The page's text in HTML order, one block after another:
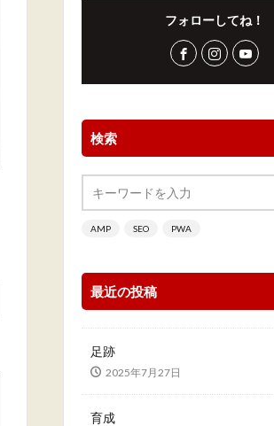
フォローしてね！
検索
AMP SEO PWA
最近の投稿
足跡
2025年7月27日
育成